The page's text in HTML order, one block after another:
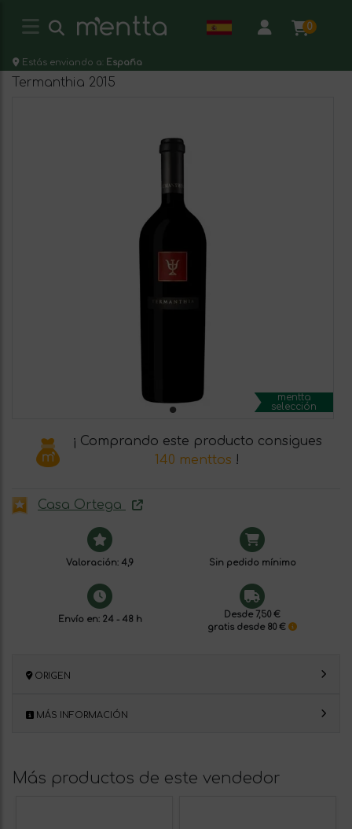
0
Estás enviando a: España
Termanthia 2015
mentta
selección
¡ Comprando este producto consigues
140 menttos !
Casa Ortega
Valoración: 4,9 Sin pedido mínimo
Envío en: 24 - 48 h
Desde 7,50 €
gratis desde 80 €
ORIGEN
MÁS INFORMACIÓN
Más productos de este vendedor